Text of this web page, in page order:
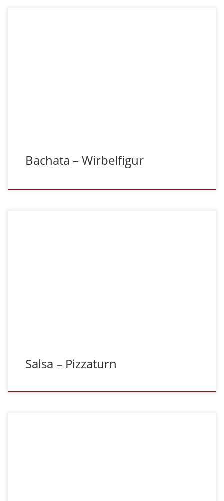
Bachata – Wirbelfigur
Salsa – Pizzaturn